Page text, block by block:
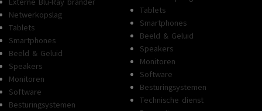
Netwerkopslag
Tablets
Smartphones
Beeld & Geluid
Speakers
Monitoren
Software
Besturingsystemen
Tablets
Smartphones
Beeld & Geluid
Speakers
Monitoren
Software
Besturingsystemen
Technische dienst